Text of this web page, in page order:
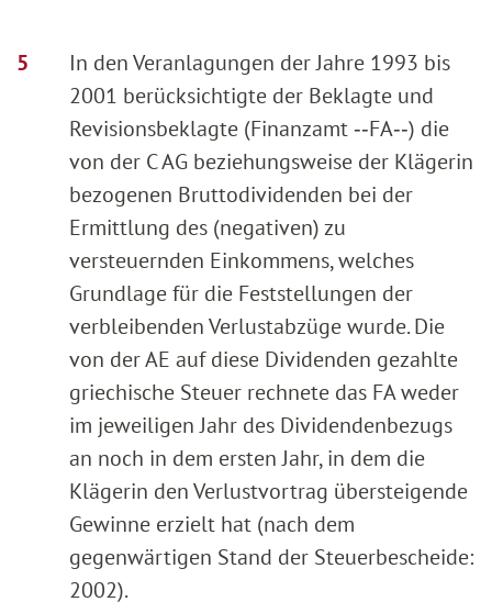
In den Veranlagungen der Jahre 1993 bis
2001 berücksichtigte der Beklagte und
Revisionsbeklagte (Finanzamt ‑‑FA‑‑) die
von der C AG beziehungsweise der Klägerin
bezogenen Bruttodividenden bei der
Ermittlung des (negativen) zu
versteuernden Einkommens, welches
Grundlage für die Feststellungen der
verbleibenden Verlustabzüge wurde. Die
von der AE auf diese Dividenden gezahlte
griechische Steuer rechnete das FA weder
im jeweiligen Jahr des Dividendenbezugs
an noch in dem ersten Jahr, in dem die
Klägerin den Verlustvortrag übersteigende
Gewinne erzielt hat (nach dem
gegenwärtigen Stand der Steuerbescheide:
2002).